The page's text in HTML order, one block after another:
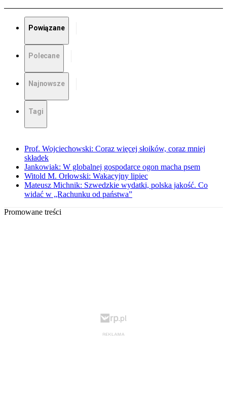
Powiązane
Polecane
Najnowsze
Tagi
Prof. Wojciechowski: Coraz więcej słoików, coraz mniej
składek
Jankowiak: W globalnej gospodarce ogon macha psem
Witold M. Orłowski: Wakacyjny lipiec
Mateusz Michnik: Szwedzkie wydatki, polska jakość. Co
widać w „Rachunku od państwa”
Promowane treści